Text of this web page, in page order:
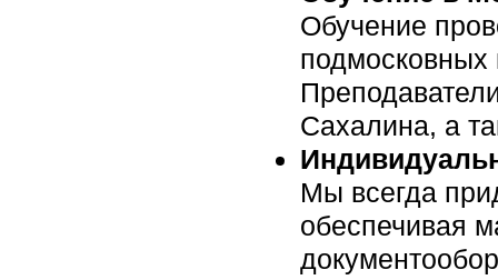
Обучение
подмосковных
Сахалина, а
Мы всегда
обеспечивая